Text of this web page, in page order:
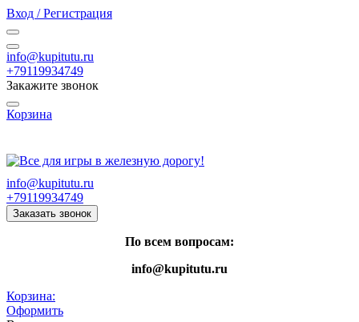
Вход / Регистрация
info@kupitutu.ru
+79119934749
Закажите звонок
Корзина
info@kupitutu.ru
+79119934749
Заказать звонок
По всем вопросам:
info@kupitutu.ru
Корзина:
Оформить